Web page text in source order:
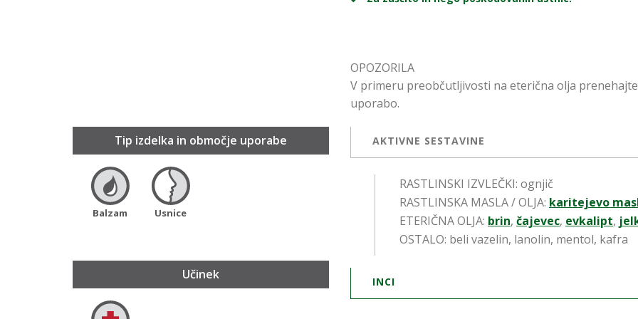
OPOZORILA
V primeru preobčutljivosti na eterična olja
uporabo.
Tip izdelka in območje uporabe
Balzam Usnice
Učinek
AKTIVNE SESTAVINE
RASTLINSKI IZVLEČKI: ognjič
RASTLINSKA MASLA / OLJA: karitejevo
ETERIČNA OLJA: brin, čajevec, evkalipt,
OSTALO: beli vazelin, lanolin, mentol, kafra
INCI